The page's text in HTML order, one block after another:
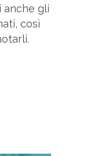
anche gli
così